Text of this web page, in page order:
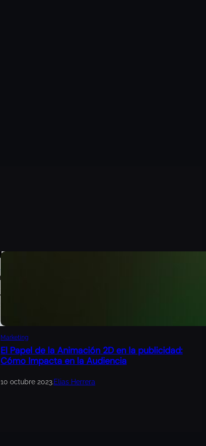
Marketing
El Papel de la Animación 2D en la publicidad:
Cómo Impacta en la Audiencia
10 octubre 2023.Elias Herrera